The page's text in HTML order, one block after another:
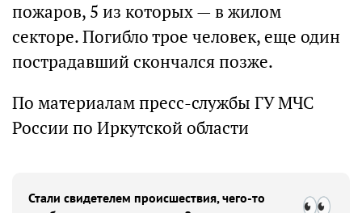
пожаров, 5 из которых — в жилом
секторе. Погибло трое человек, еще один
пострадавший скончался позже.
По материалам пресс-службы ГУ МЧС
России по Иркутской области
Стали свидетелем происшествия, чего-то